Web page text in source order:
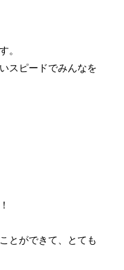
。
スピードでみんなを
とができて、とても